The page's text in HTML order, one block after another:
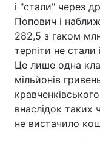
і "стали" через
Попович і
282,5 з гаком
терпіти не
Це лише одна
мільйонів
внаслідок таких
не вистачило